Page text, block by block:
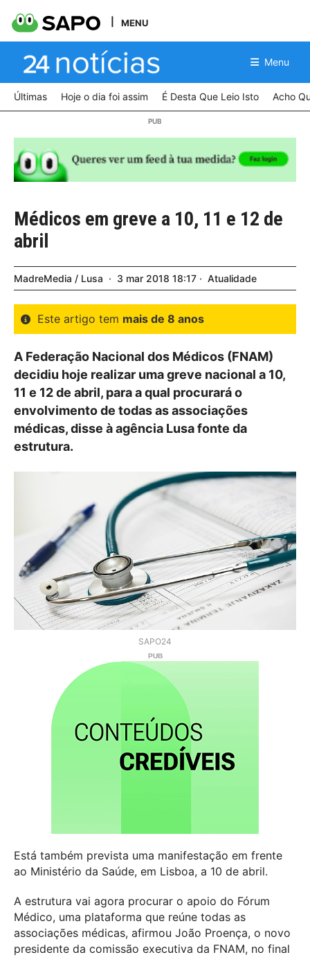
MENU
Menu
Últimas Hoje o dia foi assim É Desta Que Leio Isto Acho
Médicos em greve a 10, 11 e 12 de
abril
MadreMedia / Lusa 3 mar 2018 18:17 Atualidade
Este artigo tem mais de 8 anos
A Federação Nacional dos Médicos (FNAM)
decidiu hoje realizar uma greve nacional a 10,
11 e 12 de abril, para a qual procurará o
envolvimento de todas as associações
médicas, disse à agência Lusa fonte da
estrutura.
SAPO24
Está também prevista uma manifestação em frente
ao Ministério da Saúde, em Lisboa, a 10 de abril.
A estrutura vai agora procurar o apoio do Fórum
Médico, uma plataforma que reúne todas as
associações médicas, afirmou João Proença, o novo
presidente da comissão executiva da FNAM, no final